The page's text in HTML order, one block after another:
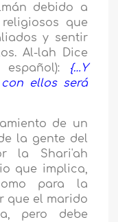
debido a
que
y sentir
Al-lah Dice
{…Y
ellos será
de un
la gente del
la Shari'ah
que implica,
para la
que el marido
pero debe